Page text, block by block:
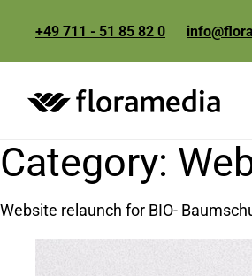
+49 711 - 51 85 82 0
Category:
Website relaunch for BIO-